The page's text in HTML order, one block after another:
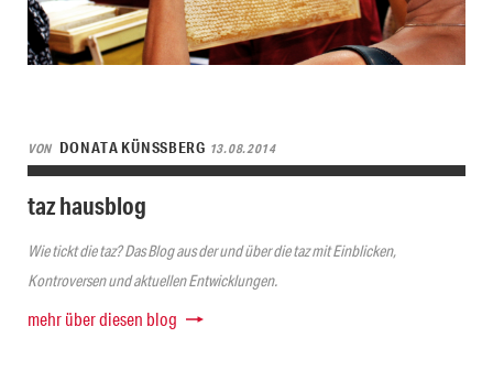
VON DONATA KÜNSSBERG 13.08.2014
taz hausblog
Wie tickt die taz? Das Blog aus der und über die taz mit Einblicken,
Kontroversen und aktuellen Entwicklungen.
mehr über diesen blog